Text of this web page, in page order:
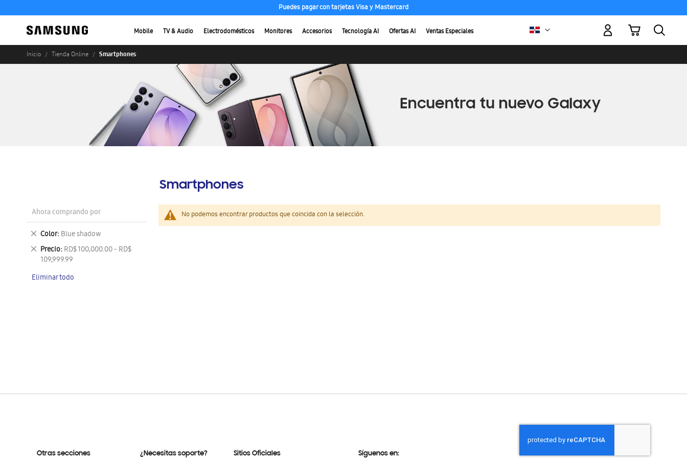
Puedes pagar con tarjetas Visa y Mastercard
Mobile TV & Audio Electrodomésticos Monitores Accesorios Tecnología AI Ofertas AI Ventas Especiales Mi carrito
Inicio Tienda Online Smartphones
Smartphones
No podemos encontrar productos que coincida con la selección.
Ahora comprando por
Color Blue shadow
Eliminar
este
artículo
Precio RD$ 100,000.00 - RD$
109,999.99
Eliminar
este
Eliminar todo
Otras secciones ¿Necesitas soporte? Sitios Oficiales Síguenos en: